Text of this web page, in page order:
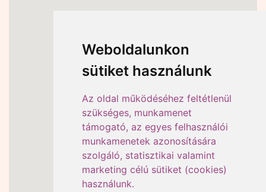
Weboldalunkon
sütiket használunk
Az oldal működéséhez feltétlenül
szükséges, munkamenet
támogató, az egyes felhasználói
munkamenetek azonosítására
szolgáló, statisztikai valamint
marketing célú sütiket (cookies)
használunk.